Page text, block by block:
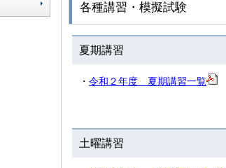
各種講習・模擬試験
夏期講習
・ 令和２年度 夏期講習一覧
土曜講習